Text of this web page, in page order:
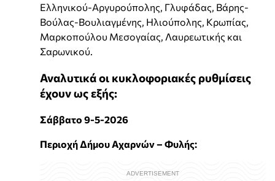
Ελληνικού-Αργυρούπολης, Γλυφάδας, Βάρης-
Βούλας-Βουλιαγμένης, Ηλιούπολης, Κρωπίας,
Μαρκοπούλου Μεσογαίας, Λαυρεωτικής και
Σαρωνικού.
Αναλυτικά οι κυκλοφοριακές ρυθμίσεις
έχουν ως εξής:
Σάββατο 9-5-2026
Περιοχή Δήμου Αχαρνών – Φυλής: